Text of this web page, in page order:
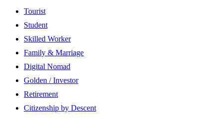
Tourist
Student
Skilled Worker
Family & Marriage
Digital Nomad
Golden / Investor
Retirement
Citizenship by Descent